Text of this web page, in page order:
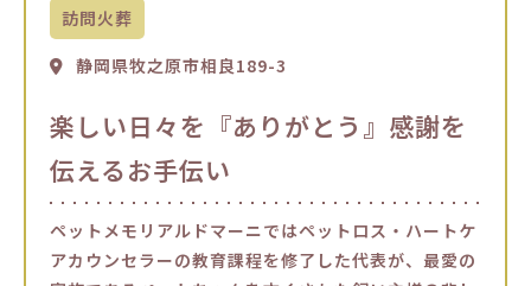
訪問火葬
静岡県牧之原市相良189-3
楽しい日々を『ありがとう』感謝を
伝えるお手伝い
ペットメモリアルドマーニではペットロス・ハートケ
アカウンセラーの教育課程を修了した代表が、最愛の